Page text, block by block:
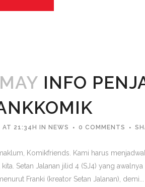
INFO
AT 21:34H IN NEWS 0 COMMENTS
Komikfriends. Kami harus
Setan Jalanan jilid 4 (SJ4) yang
Franki (kreator Setan Jalanan), demi...